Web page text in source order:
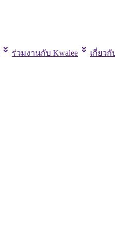
ร่วมงานกับ Kwalee เกี่ยวกั